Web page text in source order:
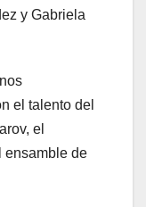
y Gabriela
el talento del
el
ensamble de